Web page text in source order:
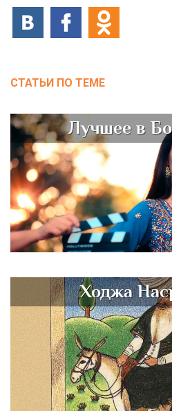
СТАТЬИ ПО ТЕМЕ
Лучшее в
Ходжа